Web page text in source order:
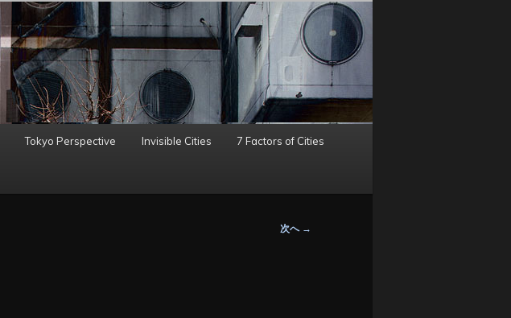
Tokyo Perspective Invisible Cities 7 Factors of Cities
次へ →